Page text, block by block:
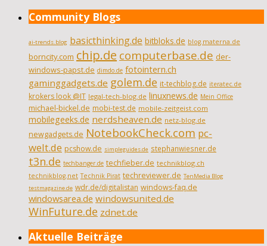
Community Blogs
ai-trends.blog basicthinking.de bitbloks.de blog.materna.de
borncity.com chip.de computerbase.de der-
windows-papst.de dimdo.de fotointern.ch
gaminggadgets.de golem.de it-techblog.de iteratec.de
krokers look @IT legal-tech-blog.de linuxnews.de Mein Office
michael-bickel.de mobi-test.de mobile-zeitgeist.com
mobilegeeks.de nerdsheaven.de netz-blog.de
newgadgets.de NotebookCheck.com pc-
welt.de pcshow.de simpleguides.de stephanwiesner.de
t3n.de techbanger.de techfieber.de technikblog.ch
technikblog.net Technik Pirat techreviewer.de TenMedia Blog
testmagazine.de wdr.de/digitalistan windows-faq.de
windowsarea.de windowsunited.de
WinFuture.de zdnet.de
Aktuelle Beiträge